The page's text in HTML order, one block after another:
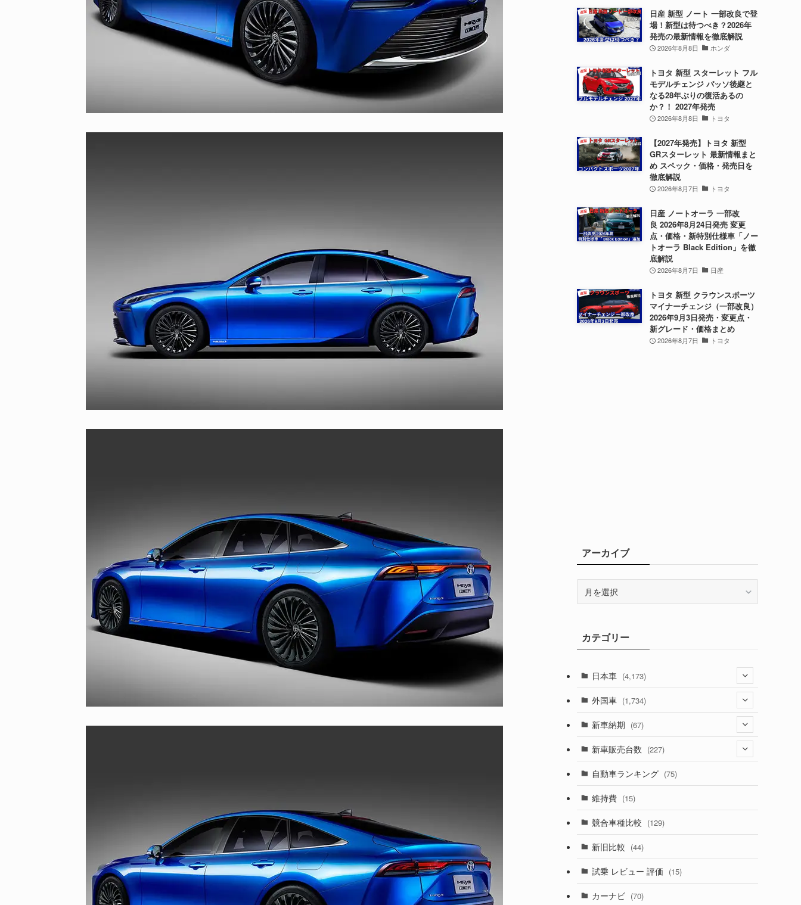
日産 新型 ノート 一部改良で登
場！新型は待つべき？2026年
発売の最新情報を徹底解説
2026年8月8日 ホンダ
トヨタ 新型 スターレット フル
モデルチェンジ パッソ後継と
なる28年ぶりの復活あるの
か？！ 2027年発売
2026年8月8日 トヨタ
【2027年発売】トヨタ 新型
GRスターレット 最新情報まと
め スペック・価格・発売日を
徹底解説
2026年8月7日 トヨタ
日産 ノートオーラ 一部改
良 2026年8月24日発売 変更
点・価格・新特別仕様車「ノー
トオーラ Black Edition」を徹
底解説
2026年8月7日 日産
トヨタ 新型 クラウンスポーツ
マイナーチェンジ（一部改良）
2026年9月3日発売・変更点・
新グレード・価格まとめ
2026年8月7日 トヨタ
アーカイブ
ブカテゴリー
日本車 (4,173)
(1,321)
(329)
(526)
(357)
(328)
(194)
(230)
(253)
外国車 (1,734)
(188)
(242)
(85)
(84)
(14)
(222)
新車納期 (67)
(28)
(8)
(3)
(3)
(5)
新車販売台数 (227)
(21)
(5)
(7)
自動車ランキング (75)
維持費 (15)
競合車種比較 (129)
新旧比較 (44)
試乗 レビュー 評価 (15)
カーナビ (70)